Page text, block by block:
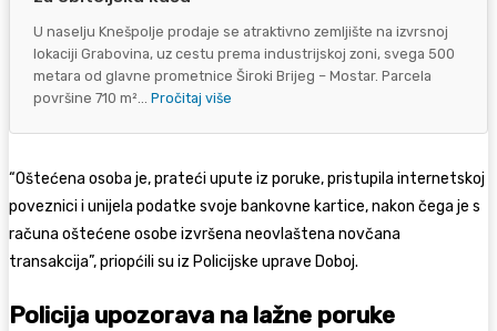
U naselju Knešpolje prodaje se atraktivno zemljište na izvrsnoj
lokaciji Grabovina, uz cestu prema industrijskoj zoni, svega 500
metara od glavne prometnice Široki Brijeg – Mostar. Parcela
površine 710 m²... Pročitaj više
“Oštećena osoba je, prateći upute iz poruke, pristupila internetskoj
poveznici i unijela podatke svoje bankovne kartice, nakon čega je s
računa oštećene osobe izvršena neovlaštena novčana
transakcija”, priopćili su iz Policijske uprave Doboj.
Policija upozorava na lažne poruke